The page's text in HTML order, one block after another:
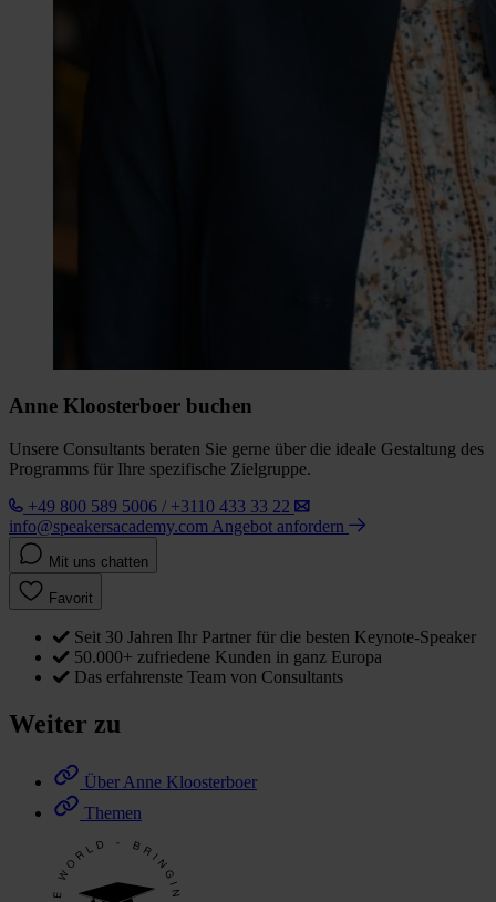
Anne Kloosterboer buchen
Unsere Consultants beraten Sie gerne über die ideale Gestaltung des
Programms für Ihre spezifische Zielgruppe.
+49 800 589 5006 / +3110 433 33 22
info@speakersacademy.com Angebot anfordern
Mit uns chatten
Favorit
Seit 30 Jahren Ihr Partner für die besten Keynote-Speaker
50.000+ zufriedene Kunden in ganz Europa
Das erfahrenste Team von Consultants
Weiter zu
Über Anne Kloosterboer
Themen